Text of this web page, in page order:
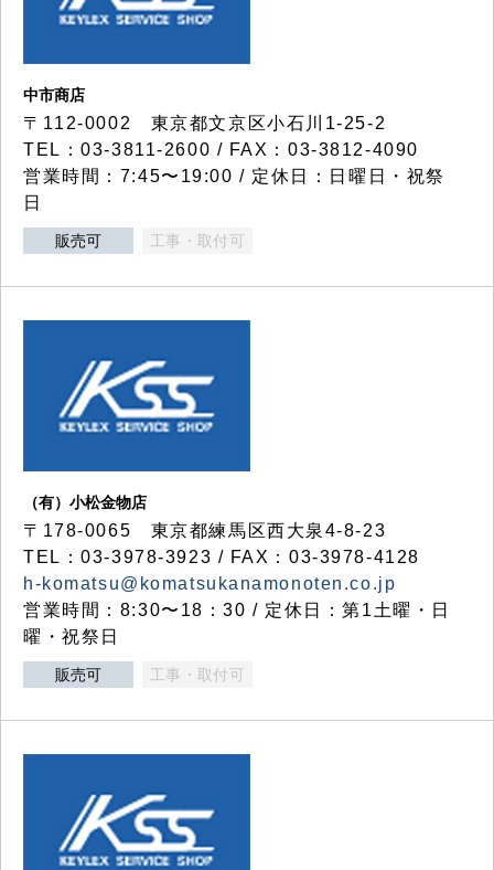
中市商店
〒112-0002 東京都文京区小石川1-25-2
TEL：03-3811-2600 / FAX：03-3812-4090
営業時間：7:45〜19:00 / 定休日：日曜日・祝祭
日
販売可 工事・取付可
（有）小松金物店
〒178-0065 東京都練馬区西大泉4-8-23
TEL：03-3978-3923 / FAX：03-3978-4128
h-komatsu@komatsukanamonoten.co.jp
営業時間：8:30〜18：30 / 定休日：第1土曜・日
曜・祝祭日
販売可 工事・取付可